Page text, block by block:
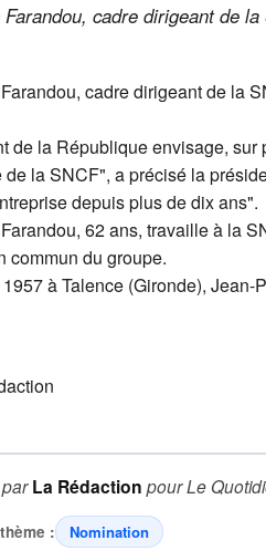
cadre dirigeant de
cadre dirigeant de la
de la République envisage,
de la SNCF", a précisé la
depuis plus de dix ans".
62 ans, travaille à la
commun du groupe.
à Talence (Gironde),
La Rédaction pourLe
: Nomination